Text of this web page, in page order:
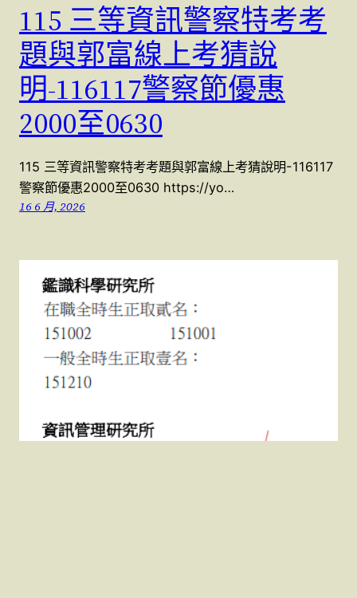
115 三等資訊警察特考考
題與郭富線上考猜說
明-116117警察節優惠
2000至0630
115 三等資訊警察特考考題與郭富線上考猜說明-116117
警察節優惠2000至0630 https://yo…
16 6 月, 2026